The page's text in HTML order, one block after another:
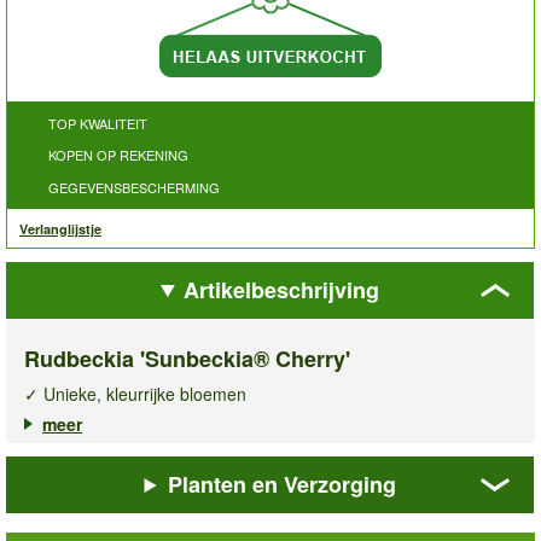
TOP KWALITEIT
KOPEN OP REKENING
GEGEVENSBESCHERMING
Verlanglijstje
Artikelbeschrijving
Rudbeckia 'Sunbeckia® Cherry'
✓ Unieke, kleurrijke bloemen
✓ Bij- & vlindervriendelijk
rudbeckia Sunbeckia® Cherryis een opvallende, robuuste
vaste plant die elke tuin, border of balkon direct een zomers
accent geeft. Haar unieke, halfgevulde bloemen stralen in
meer
Planten en Verzorging